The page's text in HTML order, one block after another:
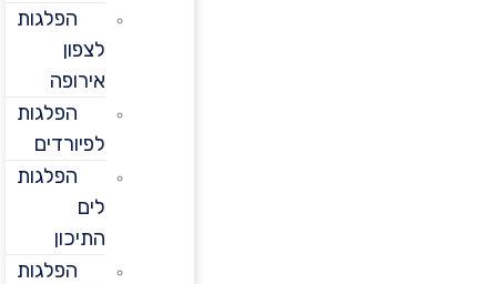
הפלגות
אירופה
הפלגות
לפיורדים
הפלגות
התיכון
הפלגות